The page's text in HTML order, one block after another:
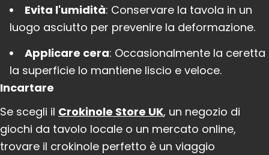
Evita l'umidità: Conservare la tavola in un
luogo asciutto per prevenire la deformazione.
Applicare cera: Occasionalmente la ceretta
la superficie lo mantiene liscio e veloce.
Incartare
Se scegli il Crokinole Store UK, un negozio di
giochi da tavolo locale o un mercato online,
trovare il crokinole perfetto è un viaggio